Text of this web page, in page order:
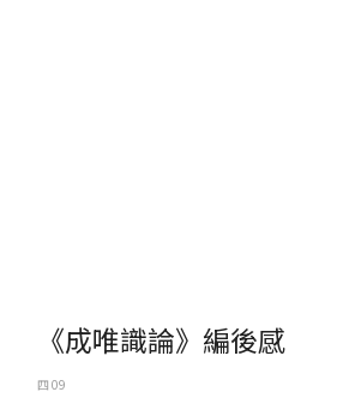
《成唯識論》編後感
四 09